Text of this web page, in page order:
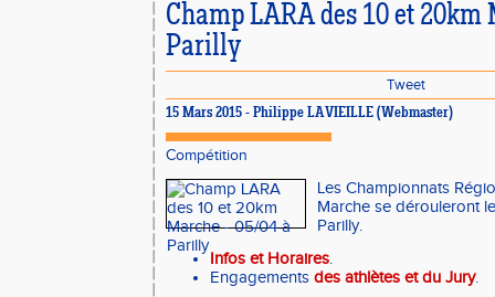
Champ LARA des 10 et 20km
Parilly
Tweet
15 Mars 2015 - Philippe LAVIEILLE (Webmaster)
Compétition
Les Championnats
Marche se dérouleront
Parilly.
Infos et Horaires.
Engagements des athlètes et du Jury.